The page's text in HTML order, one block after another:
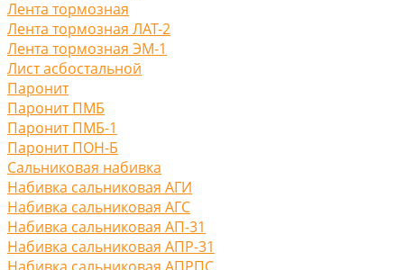
Лента тормозная
Лента тормозная ЛАТ-2
Лента тормозная ЭМ-1
Лист асбостальной
Паронит
Паронит ПМБ
Паронит ПМБ-1
Паронит ПОН-Б
Сальниковая набивка
Набивка сальниковая АГИ
Набивка сальниковая АГС
Набивка сальниковая АП-31
Набивка сальниковая АПР-31